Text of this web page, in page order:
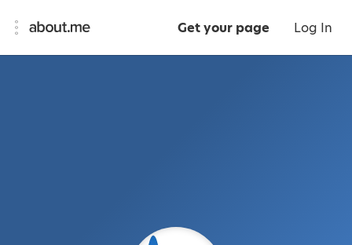
Get your page Log In